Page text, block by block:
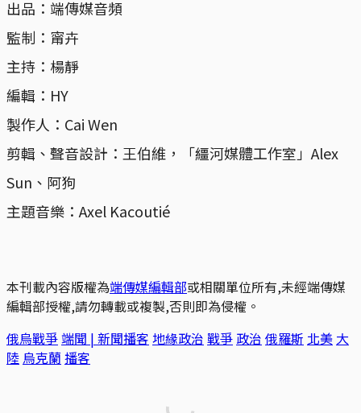
出品：端傳媒音頻
監制：甯卉
主持：楊靜
編輯：HY
製作人：Cai Wen
剪輯、聲音設計：王伯維，「繮河媒體工作室」Alex
Sun、阿狗
主題音樂：Axel Kacoutié
本刊載內容版權為端傳媒編輯部或相關單位所有,未經端傳媒
編輯部授權,請勿轉載或複製,否則即為侵權。
俄烏戰爭端聞 | 新聞播客 地緣政治 戰爭 政治 俄羅斯 北美 大
陸 烏克蘭播客